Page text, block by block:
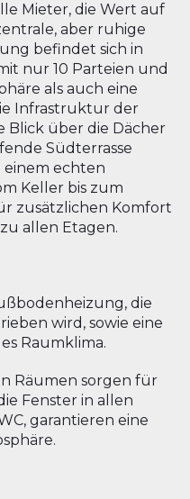
Mieter, die Wert auf
aber ruhige
befindet sich in
nur 10 Parteien und
als auch eine
Infrastruktur der
Blick über die Dächer
Südterrasse
einem echten
Keller bis zum
zusätzlichen Komfort
allen Etagen.
die
wird, sowie eine
Raumklima.
Räumen sorgen für
Fenster in allen
garantieren eine